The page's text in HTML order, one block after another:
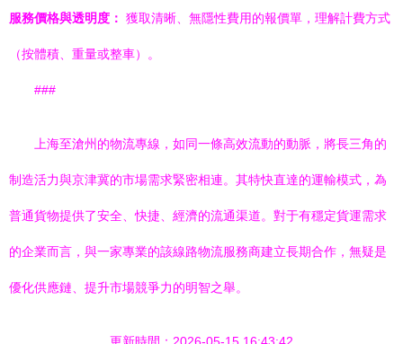
服務價格與透明度： 獲取清晰、無隱性費用的報價單，理解計費方式
（按體積、重量或整車）。
###
上海至滄州的物流專線，如同一條高效流動的動脈，將長三角的
制造活力與京津冀的市場需求緊密相連。其特快直達的運輸模式，為
普通貨物提供了安全、快捷、經濟的流通渠道。對于有穩定貨運需求
的企業而言，與一家專業的該線路物流服務商建立長期合作，無疑是
優化供應鏈、提升市場競爭力的明智之舉。